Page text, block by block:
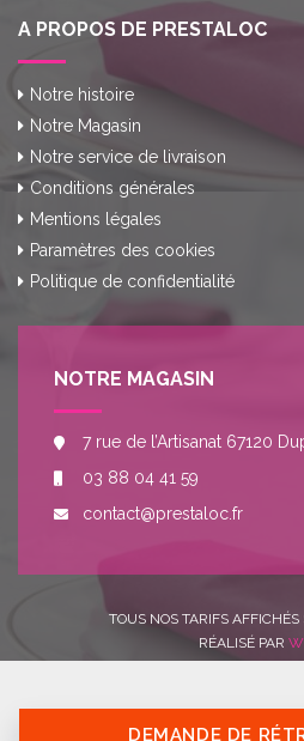
A PROPOS DE PRESTALOC
Notre histoire
Notre Magasin
Notre service de livraison
Conditions générales
Mentions légales
Paramètres des cookies
Politique de confidentialité
NOTRE MAGASIN
7 rue de l’Artisanat 67120
03 88 04 41 59
contact@prestaloc.fr
TOUS NOS TARIFS
RÉALISÉ PAR
DEMANDE DE